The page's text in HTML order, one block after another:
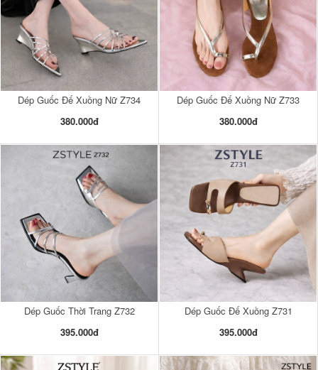
Dép Guốc Đế Xuồng Nữ Z734
380.000đ
Dép Guốc Đế Xuồng Nữ Z733
380.000đ
Dép Guốc Thời Trang Z732
395.000đ
Dép Guốc Đế Xuồng Z731
395.000đ